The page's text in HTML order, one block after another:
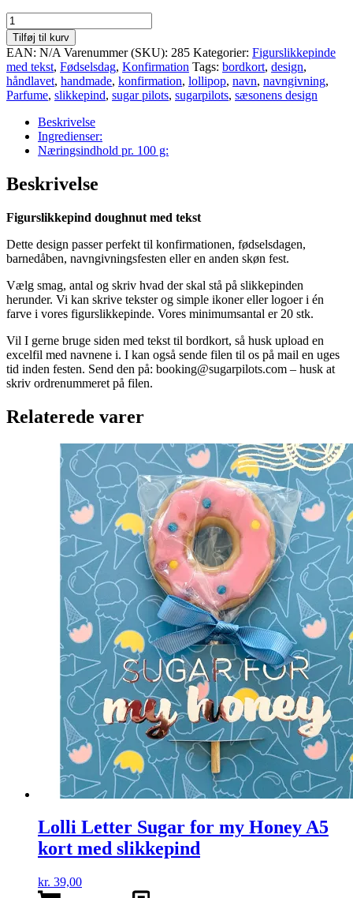
Figurslikkepind
doughnut
med
tekst
antal
Tilføj til kurv
EAN: N/A Varenummer (SKU): 285 Kategorier: Figurslikkepinde
med tekst, Fødselsdag, Konfirmation Tags: bordkort, design,
håndlavet, handmade, konfirmation, lollipop, navn, navngivning,
Parfume, slikkepind, sugar pilots, sugarpilots, sæsonens design
Beskrivelse
Ingredienser:
Næringsindhold pr. 100 g:
Beskrivelse
Figurslikkepind doughnut med tekst
Dette design passer perfekt til konfirmationen, fødselsdagen,
barnedåben, navngivningsfesten eller en anden skøn fest.
Vælg smag, antal og skriv hvad der skal stå på slikkepinden
herunder. Vi kan skrive tekster og simple ikoner eller logoer i én
farve i vores figurslikkepinde. Vores minimumsantal er 20 stk.
Vil I gerne bruge siden med tekst til bordkort, så husk upload en
excelfil med navnene i. I kan også sende filen til os på mail en uges
tid inden festen. Send den på: booking@sugarpilots.com – husk at
skriv ordrenummeret på filen.
Relaterede varer
Lolli Letter Sugar for my Honey A5
kort med slikkepind
kr. 39,00